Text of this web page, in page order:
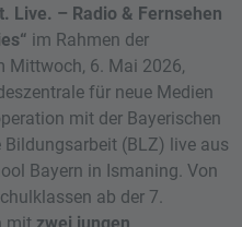
Live. – Radio & Fernsehen
im Rahmen der
Mittwoch, 6. Mai 2026,
für neue Medien
mit der Bayerischen
(BLZ) live aus
Bayern in Ismaning. Von
ab der 7.